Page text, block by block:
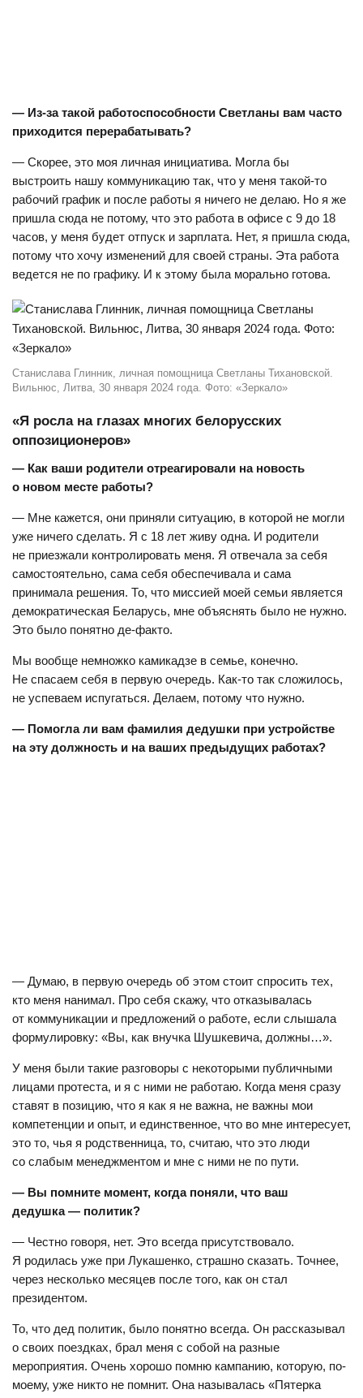
— Из-за такой работоспособности Светланы вам часто
приходится перерабатывать?
— Скорее, это моя личная инициатива. Могла бы
выстроить нашу коммуникацию так, что у меня такой-то
рабочий график и после работы я ничего не делаю. Но я же
пришла сюда не потому, что это работа в офисе с 9 до 18
часов, у меня будет отпуск и зарплата. Нет, я пришла сюда,
потому что хочу изменений для своей страны. Эта работа
ведется не по графику. И к этому была морально готова.
Станислава Глинник, личная помощница Светланы Тихановской.
Вильнюс, Литва, 30 января 2024 года. Фото: «Зеркало»
«Я росла на глазах многих белорусских
оппозиционеров»
— Как ваши родители отреагировали на новость
о новом месте работы?
— Мне кажется, они приняли ситуацию, в которой не могли
уже ничего сделать. Я с 18 лет живу одна. И родители
не приезжали контролировать меня. Я отвечала за себя
самостоятельно, сама себя обеспечивала и сама
принимала решения. То, что миссией моей семьи является
демократическая Беларусь, мне объяснять было не нужно.
Это было понятно де-факто.
Мы вообще немножко камикадзе в семье, конечно.
Не спасаем себя в первую очередь. Как-то так сложилось,
не успеваем испугаться. Делаем, потому что нужно.
— Помогла ли вам фамилия дедушки при устройстве
на эту должность и на ваших предыдущих работах?
— Думаю, в первую очередь об этом стоит спросить тех,
кто меня нанимал. Про себя скажу, что отказывалась
от коммуникации и предложений о работе, если слышала
формулировку: «Вы, как внучка Шушкевича, должны…».
У меня были такие разговоры с некоторыми публичными
лицами протеста, и я с ними не работаю. Когда меня сразу
ставят в позицию, что я как я не важна, не важны мои
компетенции и опыт, и единственное, что во мне интересует,
это то, чья я родственница, то, считаю, что это люди
со слабым менеджментом и мне с ними не по пути.
— Вы помните момент, когда поняли, что ваш
дедушка — политик?
— Честно говоря, нет. Это всегда присутствовало.
Я родилась уже при Лукашенко, страшно сказать. Точнее,
через несколько месяцев после того, как он стал
президентом.
То, что дед политик, было понятно всегда. Он рассказывал
о своих поездках, брал меня с собой на разные
мероприятия. Очень хорошо помню кампанию, которую, по-
моему, уже никто не помнит. Она называлась «Пятерка